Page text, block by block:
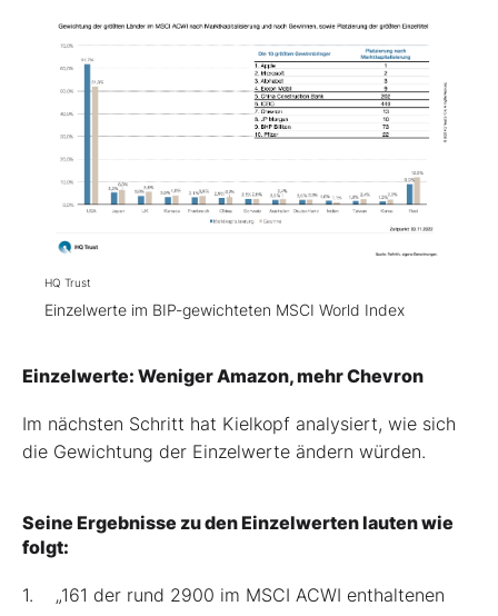
HQ Trust
Einzelwerte im BIP-gewichteten MSCI World Index
Einzelwerte: Weniger Amazon, mehr Chevron
Im nächsten Schritt hat Kielkopf analysiert, wie sich
die Gewichtung der Einzelwerte ändern würden.
Seine Ergebnisse zu den Einzelwerten lauten wie
folgt:
1. „161 der rund 2900 im MSCI ACWI enthaltenen